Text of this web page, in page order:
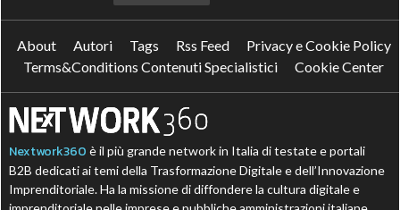
About Autori Tags Rss Feed
Privacy e Cookie Policy
Terms&Conditions Contenuti Specialistici
Cookie Center
Nextwork360 è il più grande network in Italia di testate e portali
B2B dedicati ai temi della Trasformazione Digitale e dell’Innovazione
Imprenditoriale. Ha la missione di diffondere la cultura digitale e